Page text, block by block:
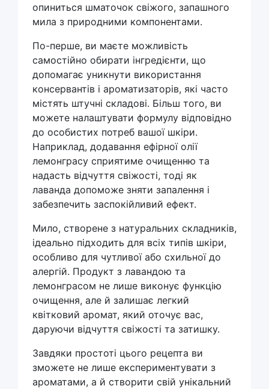
опиниться шматочок свіжого, запашного
мила з природними компонентами.
По-перше, ви маєте можливість
самостійно обирати інгредієнти, що
допомагає уникнути використання
консервантів і ароматизаторів, які часто
містять штучні складові. Більш того, ви
можете налаштувати формулу відповідно
до особистих потреб вашої шкіри.
Наприклад, додавання ефірної олії
лемонграсу сприятиме очищенню та
надасть відчуття свіжості, тоді як
лаванда допоможе зняти запалення і
забезпечить заспокійливий ефект.
Мило, створене з натуральних складників,
ідеально підходить для всіх типів шкіри,
особливо для чутливої або схильної до
алергій. Продукт з лавандою та
лемонграсом не лише виконує функцію
очищення, але й залишає легкий
квітковий аромат, який оточує вас,
даруючи відчуття свіжості та затишку.
Завдяки простоті цього рецепта ви
зможете не лише експериментувати з
ароматами, а й створити свій унікальний